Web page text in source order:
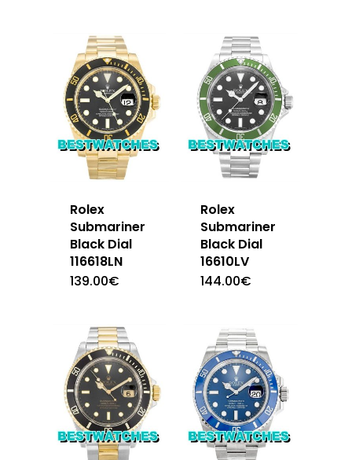
Rolex
Submariner
Black Dial
116618LN
139.00€
Rolex
Submariner
Black Dial
16610LV
144.00€